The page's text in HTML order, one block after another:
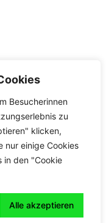
Besucherinnen
zu
klicken,
nur einige Cookies
in den "Cookie
Alle akzeptieren